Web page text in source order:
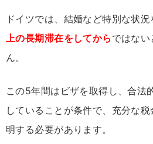
ドイツでは、結婚など特別な状
上の長期滞在をしてから ではな
ん。
この5年間はビザを取得し、合法
していることが条件で、充分な
明する必要があります。